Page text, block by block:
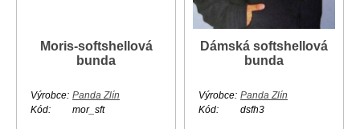
Moris-softshellová
bunda
Výrobce: Panda Zlín
Kód:
mor_sft
Dámská softshellová
bunda
Výrobce: Panda Zlín
Kód:
dsfh3